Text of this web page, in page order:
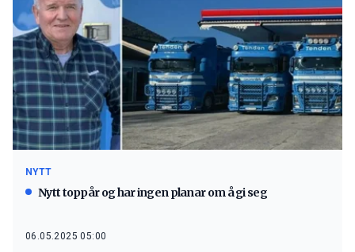
NYTT
Nytt toppår og har ingen planar om å gi seg
06.05.2025 05:00